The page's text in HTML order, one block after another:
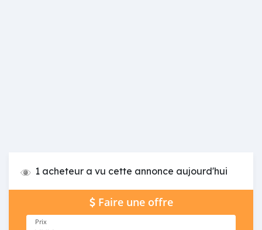
1 acheteur a vu cette annonce aujourd'hui
Faire une offre
Prix